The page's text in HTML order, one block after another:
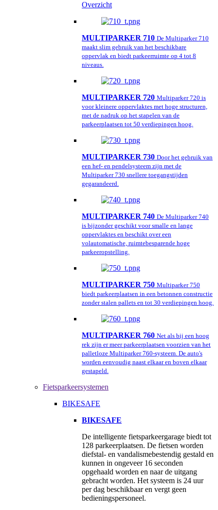
Overzicht
MULTIPARKER 710 De Multiparker 710
maakt slim gebruik van het beschikbare
oppervlak en biedt parkeerruimte op 4 tot 8
niveaus.
MULTIPARKER 720 Multiparker 720 is
voor kleinere oppervlaktes met hoge structuren,
met de nadruk op het stapelen van de
parkeerplaatsen tot 50 verdiepingen hoog.
MULTIPARKER 730 Door het gebruik van
een hef- en pendelsysteem zijn met de
Multiparker 730 snellere toegangstijden
gegarandeerd.
MULTIPARKER 740 De Multiparker 740
is bijzonder geschikt voor smalle en lange
oppervlaktes en beschikt over een
volautomatische, ruimtebesparende hoge
parkeeropstelling.
MULTIPARKER 750 Multiparker 750
biedt parkeerplaatsen in een betonnen constructie
zonder stalen pallets en tot 30 verdiepingen hoog.
MULTIPARKER 760 Net als bij een hoog
rek zijn er meer parkeerplaatsen voorzien van het
palletloze Multiparker 760-systeem. De auto's
worden eenvoudig naast elkaar en boven elkaar
gestapeld.
Fietsparkeersystemen
BIKESAFE
BIKESAFE
De intelligente fietsparkeergarage biedt tot
128 parkeerplaatsen. De fietsen worden
diefstal- en vandalismebestendig gestald en
kunnen in ongeveer 16 seconden
opgehaald worden en naar de uitgang
gebracht worden. Het systeem is 24 uur
per dag beschikbaar en vergt geen
bedieningspersoneel.